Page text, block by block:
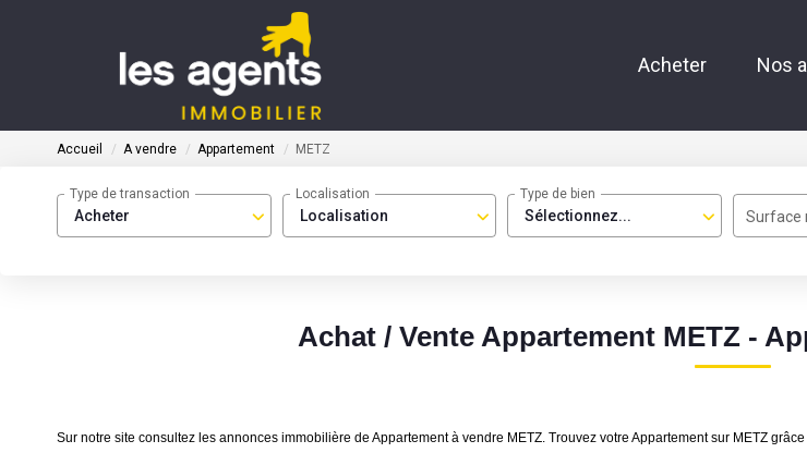
Acheter Nos
Accueil A vendre Appartement METZ
Acheter
Type de transaction
Localisation
Localisation
Sélectionnez...
Type de bien
Surface
Achat / Vente Appartement METZ -
Sur notre site consultez les annonces immobilière de Appartement à vendre METZ. Trouvez votre Appartement sur METZ